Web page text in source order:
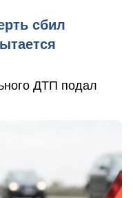
сбил
ДТП подал